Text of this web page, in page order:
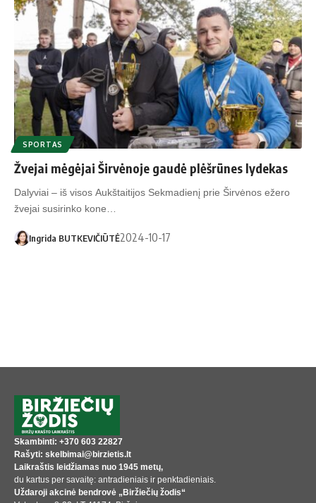
SPORTAS
Žvejai mėgėjai Širvėnoje gaudė plėšrūnes lydekas
Dalyviai – iš visos Aukštaitijos Sekmadienį prie Širvėnos ežero
žvejai susirinko kone…
Ingrida BUTKEVIČIŪTĖ2024-10-17
Skambinti: +370 603 22827
Rašyti: skelbimai@birzietis.lt
Laikraštis leidžiamas nuo 1945 metų,
du kartus per savaitę: antradieniais ir penktadieniais.
Uždaroji akcinė bendrovė „Biržiečių žodis“